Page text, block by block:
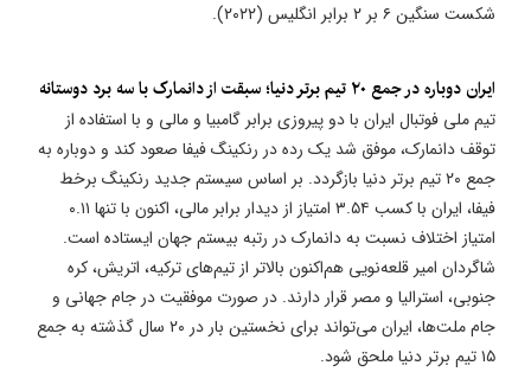
شکست سنگین ۶ بر ۲ برابر انگلیس (۲۰۲۲).
ایران دوباره در جمع ۲۰ تیم برتر دنیا؛ سبقت از دانمارک با سه برد دوستانه
تیم ملی فوتبال ایران با دو پیروزی برابر گامبیا و مالی و با استفاده از
توقف دانمارک، موفق شد یک رده در رنکینگ فیفا صعود کند و دوباره به
جمع ۲۰ تیم برتر دنیا بازگردد. بر اساس سیستم جدید رنکینگ برخط
فیفا، ایران با کسب ۳.۵۴ امتیاز از دیدار برابر مالی، اکنون با تنها ۰.۱۱
امتیاز اختلاف نسبت به دانمارک در رتبه بیستم جهان ایستاده است.
شاگردان امیر قلعه‌نویی هم‌اکنون بالاتر از تیم‌های ترکیه، اتریش، کره
جنوبی، استرالیا و مصر قرار دارند. در صورت موفقیت در جام جهانی و
جام ملت‌ها، ایران می‌تواند برای نخستین بار در ۲۰ سال گذشته به جمع
۱۵ تیم برتر دنیا ملحق شود.